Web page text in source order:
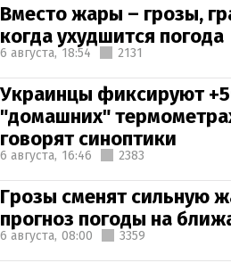
Вместо жары – грозы,
когда ухудшится погода
6 августа, 18:54 2131
Украинцы фиксируют
"домашних"
говорят синоптики
6 августа, 16:46 2383
Грозы сменят сильную
прогноз погоды на
6 августа, 08:00 3359